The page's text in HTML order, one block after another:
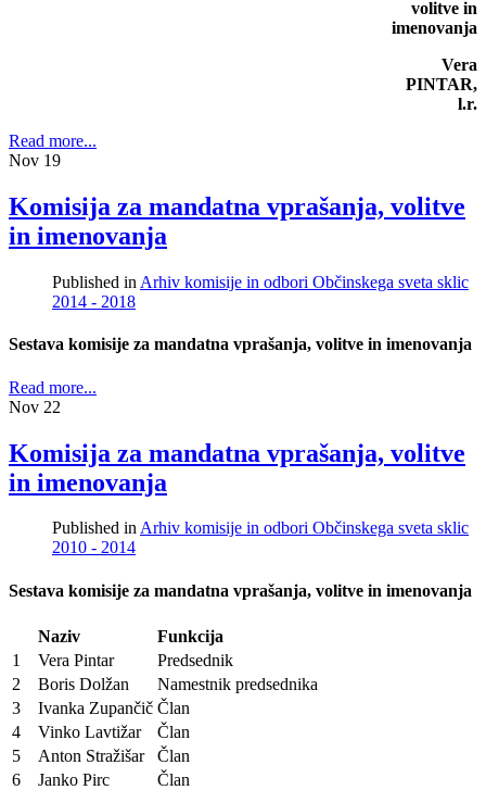
volitve in
imenovanja
Vera
PINTAR,
l.r.
Read more...
Nov 19
Komisija za mandatna vprašanja, volitve
in imenovanja
Published in Arhiv komisije in odbori Občinskega sveta sklic
2014 - 2018
Sestava komisije za mandatna vprašanja, volitve in imenovanja
Read more...
Nov 22
Komisija za mandatna vprašanja, volitve
in imenovanja
Published inArhiv komisije in odbori Občinskega sveta sklic
2010 - 2014
Sestava komisije za mandatna vprašanja, volitve in imenovanja
Naziv
Funkcija
1
Vera Pintar
Predsednik
2
Boris Dolžan
Namestnik predsednika
3
Ivanka Zupančič Član
4
Vinko Lavtižar
Član
5
Anton Stražišar
Član
6
Janko Pirc
Član